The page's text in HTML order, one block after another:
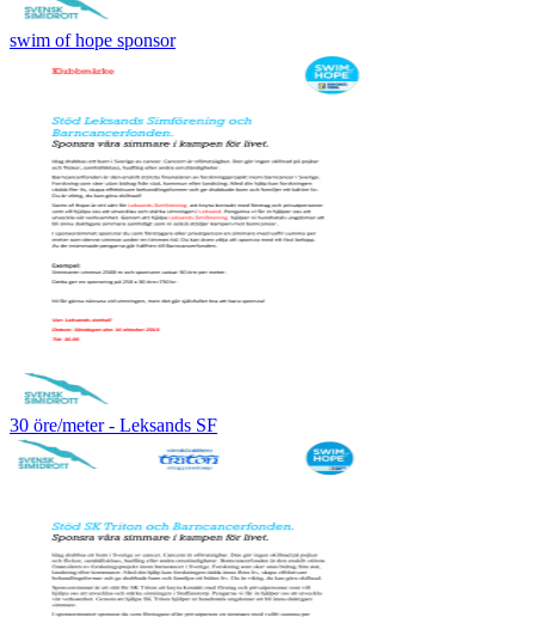
swim of hope sponsor
30 öre/meter - Leksands SF